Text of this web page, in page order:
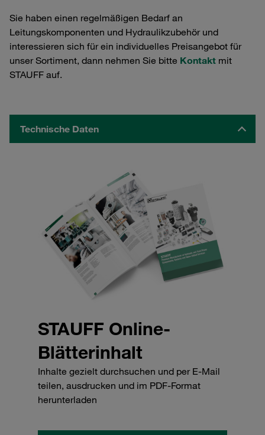
Sie haben einen regelmäßigen Bedarf an
Leitungskomponenten und Hydraulikzubehör und
interessieren sich für ein individuelles Preisangebot für
unser Sortiment, dann nehmen Sie bitte Kontakt mit
STAUFF auf.
Technische Daten
STAUFF Online-
Blätterinhalt
Inhalte gezielt durchsuchen und per E-Mail
teilen, ausdrucken und im PDF-Format
herunterladen